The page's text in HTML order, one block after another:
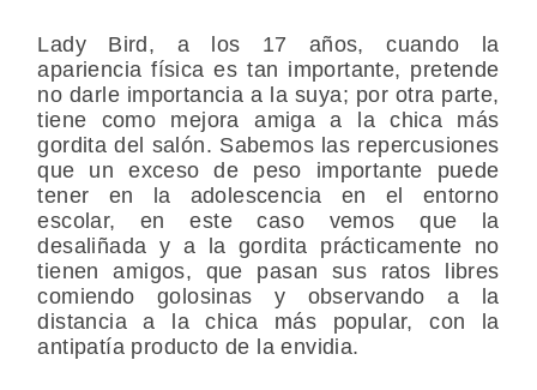
Lady Bird, a los 17 años, cuando la
apariencia física es tan importante, pretende
no darle importancia a la suya; por otra parte,
tiene como mejora amiga a la chica más
gordita del salón. Sabemos las repercusiones
que un exceso de peso importante puede
tener en la adolescencia en el entorno
escolar, en este caso vemos que la
desaliñada y a la gordita prácticamente no
tienen amigos, que pasan sus ratos libres
comiendo golosinas y observando a la
distancia a la chica más popular, con la
antipatía producto de la envidia.